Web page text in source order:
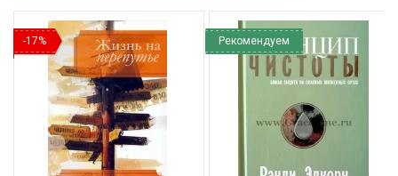
-17% Рекомендуем